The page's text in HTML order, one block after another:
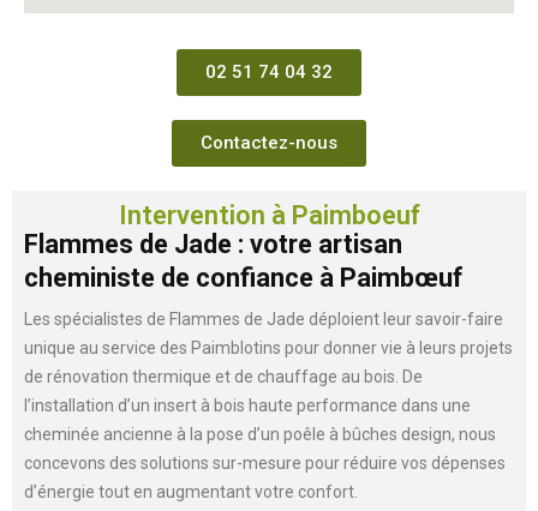
02 51 74 04 32
Contactez-nous
Intervention à Paimboeuf
Flammes de Jade : votre artisan
cheministe de confiance à Paimbœuf
Les spécialistes de Flammes de Jade déploient leur savoir-faire
unique au service des Paimblotins pour donner vie à leurs projets
de rénovation thermique et de chauffage au bois. De
l’installation d’un insert à bois haute performance dans une
cheminée ancienne à la pose d’un poêle à bûches design, nous
concevons des solutions sur-mesure pour réduire vos dépenses
d’énergie tout en augmentant votre confort.